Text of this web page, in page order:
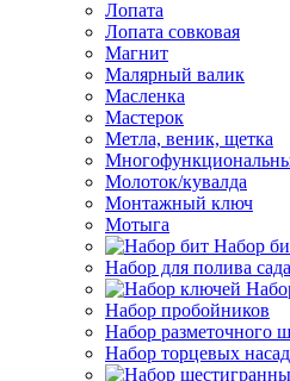
Лопата
Лопата совковая
Магнит
Малярный валик
Масленка
Мастерок
Метла, веник, щетка
Молоток/кувалда
Монтажный ключ
Мотыга
Набор
Набор для полива сада
Набор пробойников
Набор разметочного
Набор торцевых